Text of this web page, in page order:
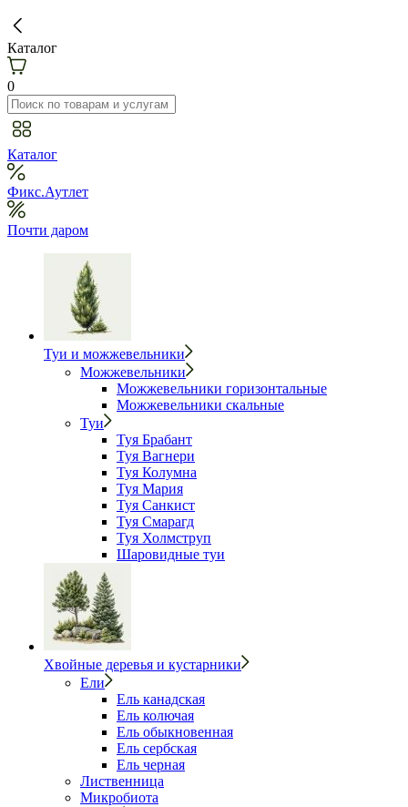
Каталог
0
Каталог
Фикс.Аутлет
Почти даром
Туи и можжевельники
Можжевельники
Можжевельники горизонтальные
Можжевельники скальные
Туи
Туя Брабант
Туя Вагнери
Туя Колумна
Туя Мария
Туя Санкист
Туя Смарагд
Туя Холмструп
Шаровидные туи
Хвойные деревья и кустарники
Ели
Ель канадская
Ель колючая
Ель обыкновенная
Ель сербская
Ель черная
Лиственница
Микробиота